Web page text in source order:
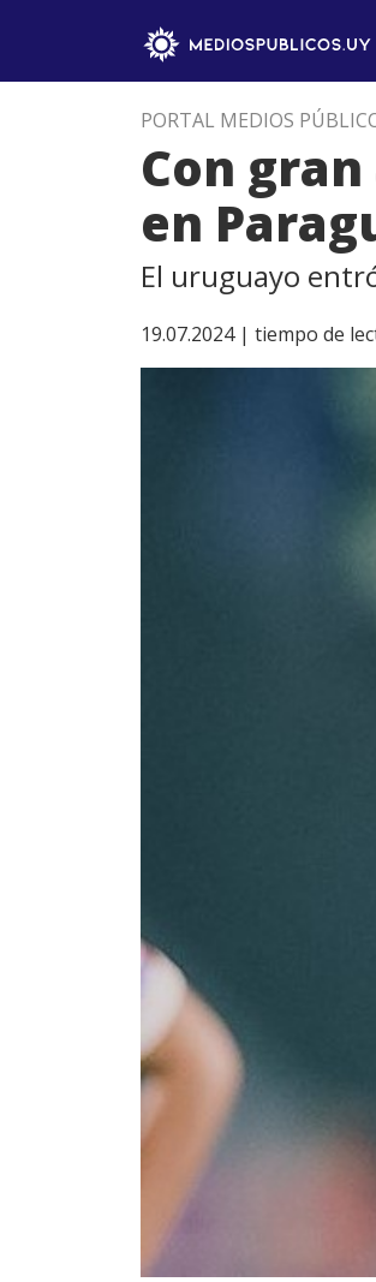
PORTAL MEDIOS
Con
en
El uruguayo
19.07.2024 | tiempo de